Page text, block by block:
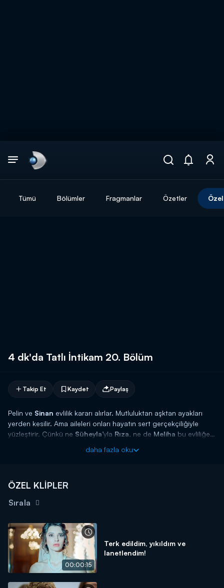
Tümü Bölümler Fragmanlar Özetler
4 dk'da Tatlı İntikam 20. Bölüm
Takip Et Kaydet Paylaş
Pelin ve Sinan evlilik kararı alırlar. Mutluluktan aşktan ayakları
yerden kesilir. Ama aileleri onları hayatın sert gerçekçiliğiyle
yüzleştirir. Çünkü ne Süheyla’yla Rıza, ne de Meliha bu evliliğe
Havva,veNecip
daha fazla oku
ÖZEL KLİPLER
Sırala
00:00:15
Terk edildim, yıkıldım ve
lanetlendim!